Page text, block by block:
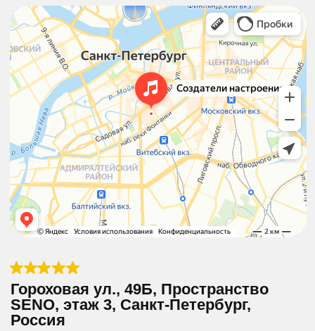
Согласен (-сна) с политикой конфиденциальности
Оставить заявку
ДОГОВОР
АРЕНДЫ
INFO@MOOD-MAKERS.RU
SALES@MOOD-MAKERS.RU
+7 812 606 70 20
ПОЛИТИКА
ООО «ВКУСНЫЕ ВСТРЕЧИ» (
190031, РОССИЯ, САНКТ-ПЕТЕРБУРГ,
СТОИМОСТЬ
КОМНАТ